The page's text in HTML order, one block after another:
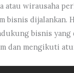
atau wirausaha
bisnis dijalankan.
bisnis yang
dan mengikuti